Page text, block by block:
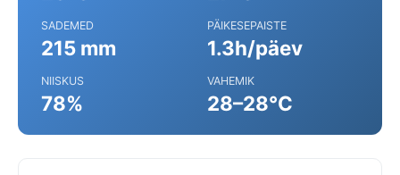
SADEMED
215 mm
PÄIKESEPAISTE
1.3h/päev
NIISKUS
78%
VAHEMIK
28–28°C